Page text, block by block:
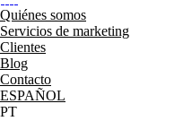
Quiénes somos
Servicios de marketing
Clientes
Blog
Contacto
ESPAÑOL